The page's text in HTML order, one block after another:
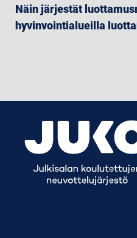
Näin järjestät
hyvinvointialueilla